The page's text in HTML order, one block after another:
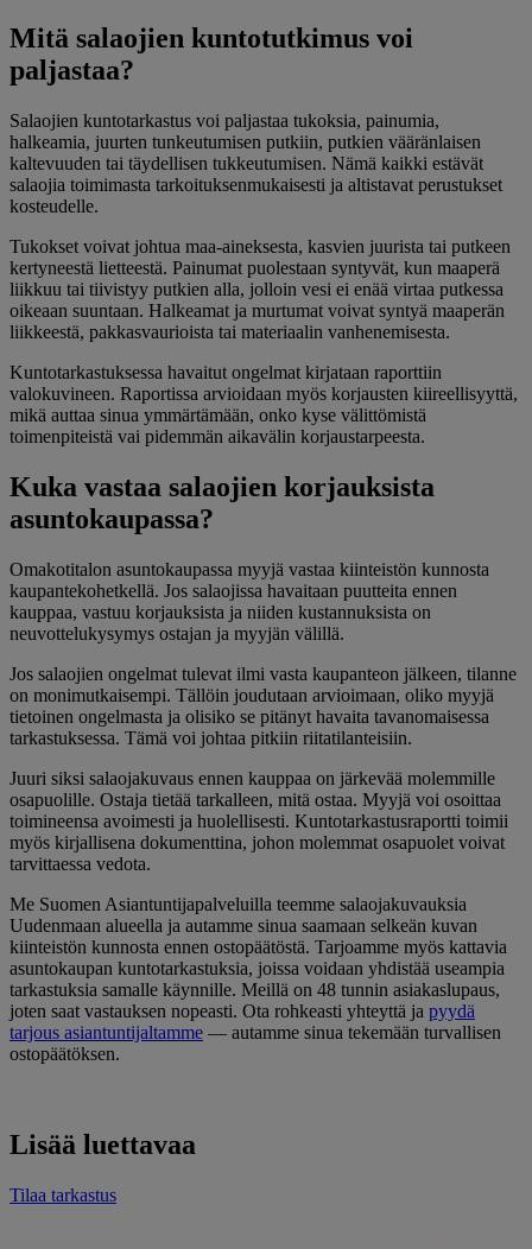
Mitä salaojien kuntotutkimus voi
paljastaa?
Salaojien kuntotarkastus voi paljastaa tukoksia, painumia,
halkeamia, juurten tunkeutumisen putkiin, putkien vääränlaisen
kaltevuuden tai täydellisen tukkeutumisen. Nämä kaikki estävät
salaojia toimimasta tarkoituksenmukaisesti ja altistavat perustukset
kosteudelle.
Tukokset voivat johtua maa-aineksesta, kasvien juurista tai putkeen
kertyneestä lietteestä. Painumat puolestaan syntyvät, kun maaperä
liikkuu tai tiivistyy putkien alla, jolloin vesi ei enää virtaa putkessa
oikeaan suuntaan. Halkeamat ja murtumat voivat syntyä maaperän
liikkeestä, pakkasvaurioista tai materiaalin vanhenemisesta.
Kuntotarkastuksessa havaitut ongelmat kirjataan raporttiin
valokuvineen. Raportissa arvioidaan myös korjausten kiireellisyyttä,
mikä auttaa sinua ymmärtämään, onko kyse välittömistä
toimenpiteistä vai pidemmän aikavälin korjaustarpeesta.
Kuka vastaa salaojien korjauksista
asuntokaupassa?
Omakotitalon asuntokaupassa myyjä vastaa kiinteistön kunnosta
kaupantekohetkellä. Jos salaojissa havaitaan puutteita ennen
kauppaa, vastuu korjauksista ja niiden kustannuksista on
neuvottelukysymys ostajan ja myyjän välillä.
Jos salaojien ongelmat tulevat ilmi vasta kaupanteon jälkeen, tilanne
on monimutkaisempi. Tällöin joudutaan arvioimaan, oliko myyjä
tietoinen ongelmasta ja olisiko se pitänyt havaita tavanomaisessa
tarkastuksessa. Tämä voi johtaa pitkiin riitatilanteisiin.
Juuri siksi salaojakuvaus ennen kauppaa on järkevää molemmille
osapuolille. Ostaja tietää tarkalleen, mitä ostaa. Myyjä voi osoittaa
toimineensa avoimesti ja huolellisesti. Kuntotarkastusraportti toimii
myös kirjallisena dokumenttina, johon molemmat osapuolet voivat
tarvittaessa vedota.
Me Suomen Asiantuntijapalveluilla teemme salaojakuvauksia
Uudenmaan alueella ja autamme sinua saamaan selkeän kuvan
kiinteistön kunnosta ennen ostopäätöstä. Tarjoamme myös kattavia
asuntokaupan kuntotarkastuksia, joissa voidaan yhdistää useampia
tarkastuksia samalle käynnille. Meillä on 48 tunnin asiakaslupaus,
joten saat vastauksen nopeasti. Ota rohkeasti yhteyttä ja pyydä
tarjous asiantuntijaltamme — autamme sinua tekemään turvallisen
ostopäätöksen.
Lisää luettavaa
Tilaa tarkastus